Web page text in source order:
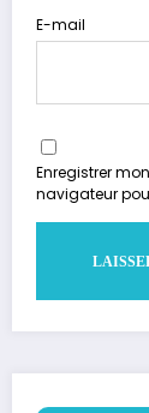
E-mail
Enregistrer
navigateur